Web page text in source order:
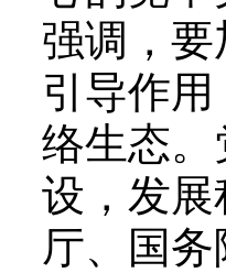
强调，
引导作
络生态。
设，发展
厅、国